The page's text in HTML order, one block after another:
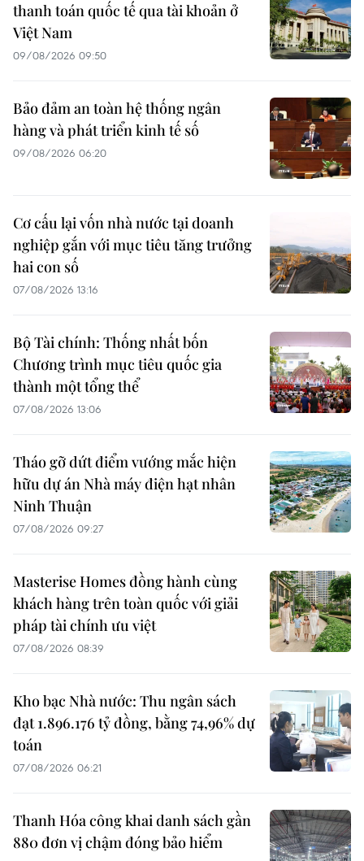
thanh toán quốc tế qua tài khoản ở
Việt Nam
09/08/2026 09:50
Bảo đảm an toàn hệ thống ngân
hàng và phát triển kinh tế số
09/08/2026 06:20
Cơ cấu lại vốn nhà nước tại doanh
nghiệp gắn với mục tiêu tăng trưởng
hai con số
07/08/2026 13:16
Bộ Tài chính: Thống nhất bốn
Chương trình mục tiêu quốc gia
thành một tổng thể
07/08/2026 13:06
Tháo gỡ dứt điểm vướng mắc hiện
hữu dự án Nhà máy điện hạt nhân
Ninh Thuận
07/08/2026 09:27
Masterise Homes đồng hành cùng
khách hàng trên toàn quốc với giải
pháp tài chính ưu việt
07/08/2026 08:39
Kho bạc Nhà nước: Thu ngân sách
đạt 1.896.176 tỷ đồng, bằng 74,96% dự
toán
07/08/2026 06:21
Thanh Hóa công khai danh sách gần
880 đơn vị chậm đóng bảo hiểm